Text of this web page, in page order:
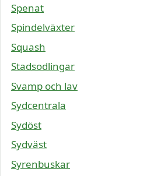
Spenat
Spindelväxter
Squash
Stadsodlingar
Svamp och lav
Sydcentrala
Sydöst
Sydväst
Syrenbuskar